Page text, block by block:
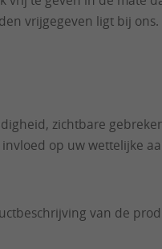
vrijgegeven ligt bij ons.
zichtbare
op uw wettelijke
van de